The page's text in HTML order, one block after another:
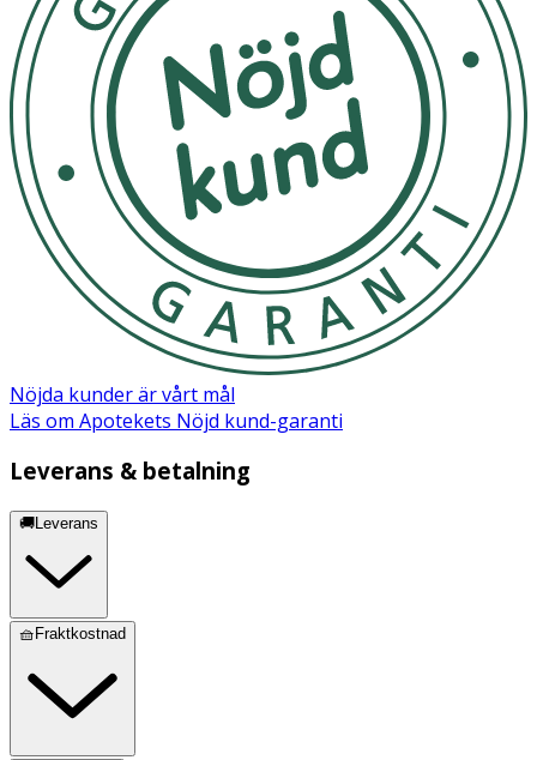
Nöjda kunder är vårt mål
Läs om Apotekets Nöjd kund-garanti
Leverans & betalning
🚚Leverans
🧺Fraktkostnad